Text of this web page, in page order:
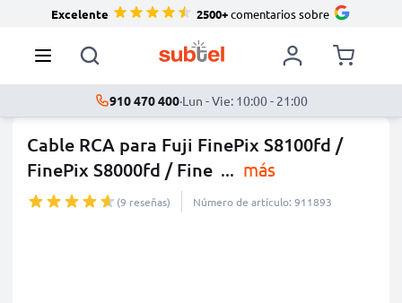
Excelente 2500+comentarios sobre
910 470 400·Lun - Vie: 10:00 - 21:00
Cable RCA para Fuji FinePix S8100fd /
FinePix S8000fd / Fine ... más
(9 reseñas) Número de artículo: 911893